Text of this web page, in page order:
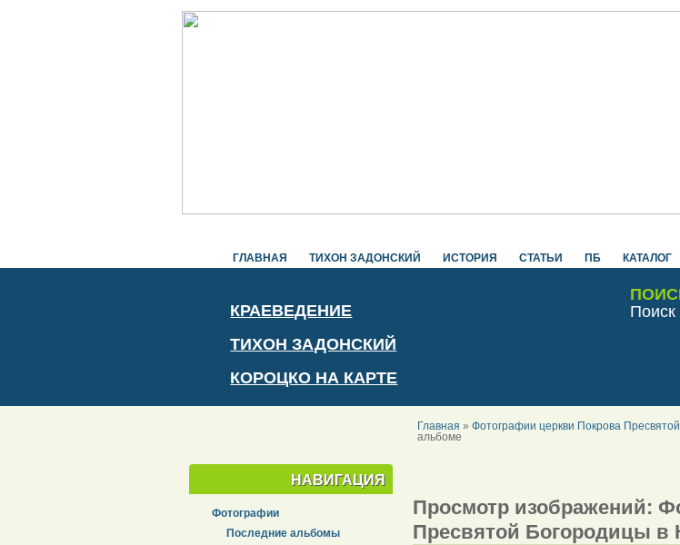
ГЛАВНАЯ ТИХОН ЗАДОНСКИЙ ИСТОРИЯ СТАТЬИ ПБ КАТАЛОГ
КРАЕВЕДЕНИЕ
ТИХОН ЗАДОНСКИЙ
КОРОЦКО НА КАРТЕ
Поиск
Главная »Фотографии церкви Покрова
альбоме
НАВИГАЦИЯ
Фотографии
Последние альбомы
Просмотр изображений:
Пресвятой Богородицы в